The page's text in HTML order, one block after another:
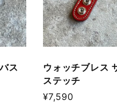
ス
ウォッチブレス
ステッチ
¥7,590